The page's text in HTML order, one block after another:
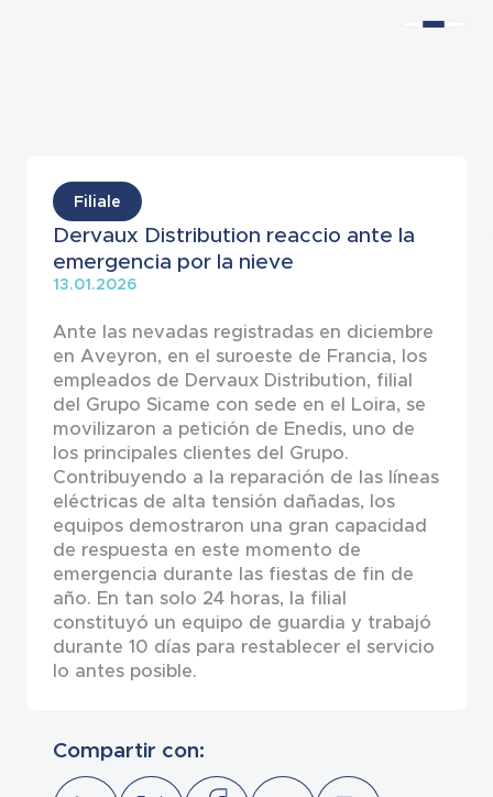
Filiale
Dervaux Distribution reaccio ante la
emergencia por la nieve
13.01.2026
Compartir con:
Ante las nevadas registradas en diciembre
en Aveyron, en el suroeste de Francia, los
empleados de Dervaux Distribution, filial
del Grupo Sicame con sede en el Loira, se
movilizaron a petición de Enedis, uno de
los principales clientes del Grupo.
Contribuyendo a la reparación de las líneas
eléctricas de alta tensión dañadas, los
equipos demostraron una gran capacidad
de respuesta en este momento de
emergencia durante las fiestas de fin de
año. En tan solo 24 horas, la filial
constituyó un equipo de guardia y trabajó
durante 10 días para restablecer el servicio
lo antes posible.